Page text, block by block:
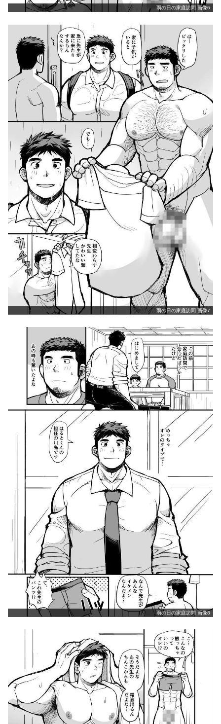
雨の日の家庭訪問 画像6
雨の日の家庭訪問 画像7
雨の日の家庭訪問 画像8